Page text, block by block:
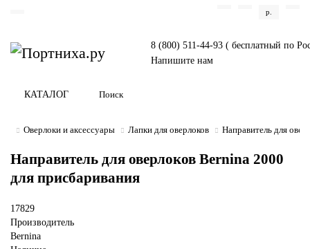
р.
8 (800) 511-44-93 ( бесплатный по
Напишите нам
КАТАЛОГ
Оверлоки и аксессуары Лапки для оверлоков Направитель для
Направитель для оверлоков Bernina 2000
для присбаривания
17829
Производитель
Bernina